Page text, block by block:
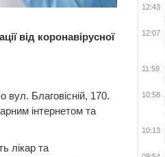
від коронавірусної
вул. Благовісній, 170.
інтернетом та
лікар та
12:43
12:07
11:59
10:58
10:13